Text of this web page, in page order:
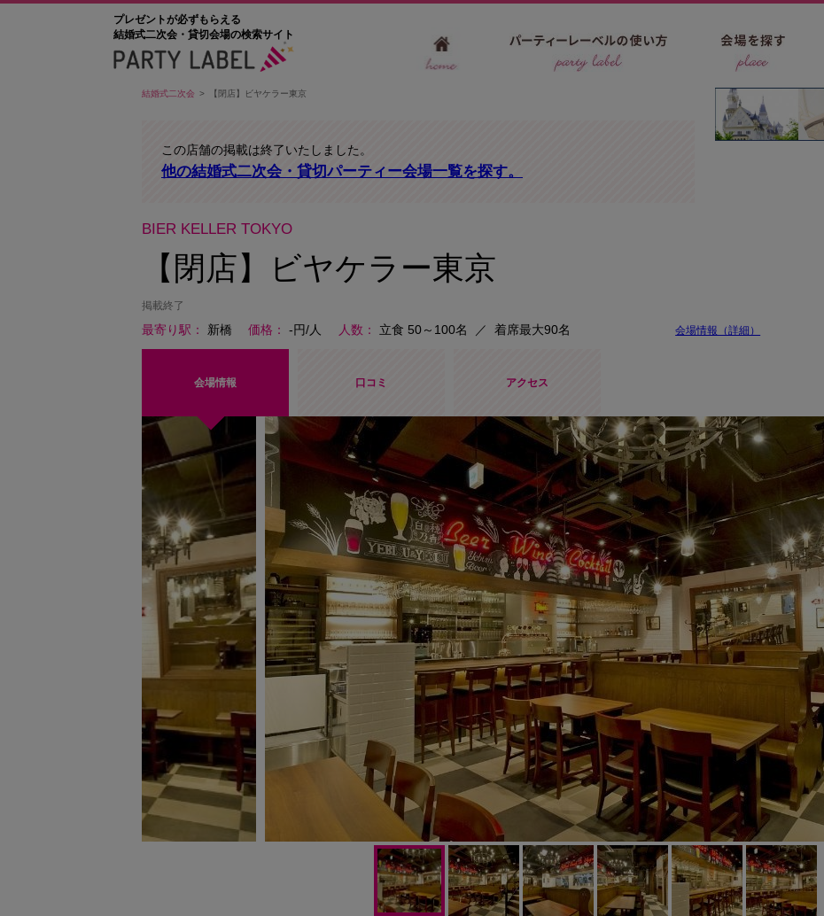
プレゼントが必ずもらえる
結婚式二次会・貸切会場の検索サイト
結婚式二次会 【閉店】ビヤケラー東京
この店舗の掲載は終了いたしました。
他の結婚式二次会・貸切パーティー会場一覧を探す。
BIER KELLER TOKYO
【閉店】ビヤケラー東京
掲載終了
最寄り駅 新橋 価格 -円/人 人数 立食 50～100名 ／ 着席最大90名 会場情報（詳細）
会場情報 口コミ アクセス